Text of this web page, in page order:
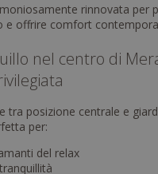
rinnovata per
e offrire comfort
nel centro di
tra posizione centrale e
per:
del relax